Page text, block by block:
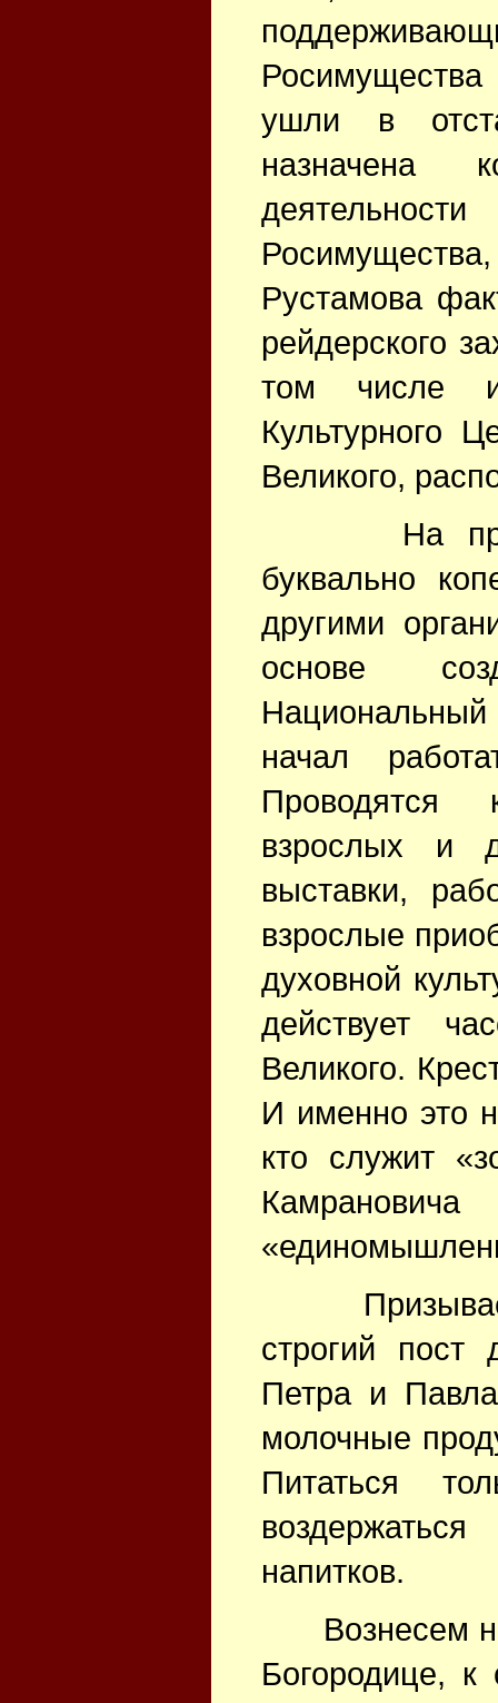
ушли в
назначена
Рустамова
рейдерского
том числе и
Культурного
Великого,
На
буквально
другими
основе
начал
Проводятся
взрослых и
выставки,
взрослые
духовной
действует
Великого.
И именно это
кто служит
Призываем
строгий пост
Петра и
молочные
Питаться
напитков.
Вознесем
Богородице,